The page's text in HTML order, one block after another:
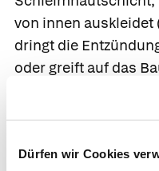
Dürfen wir Cookies
von innen auskleidet
dringt die
oder greift auf das
Eine bakterielle
sich bevorzugt nach